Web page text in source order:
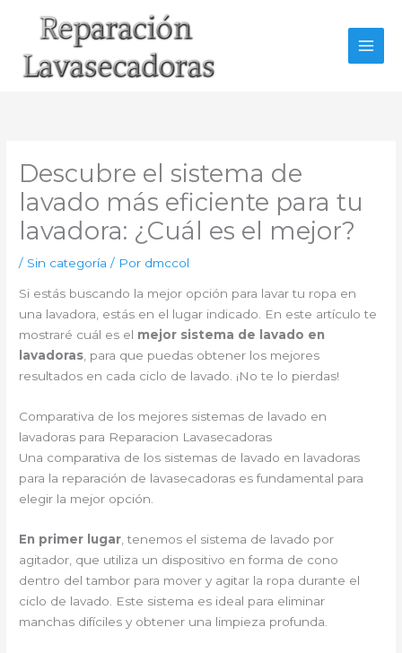
Descubre el sistema de
lavado más eficiente para tu
lavadora: ¿Cuál es el mejor?
/ Sin categoría / Por dmccol
Si estás buscando la mejor opción para lavar tu ropa en
una lavadora, estás en el lugar indicado. En este artículo te
mostraré cuál es el mejor sistema de lavado en
lavadoras, para que puedas obtener los mejores
resultados en cada ciclo de lavado. ¡No te lo pierdas!
Comparativa de los mejores sistemas de lavado en
lavadoras para Reparacion Lavasecadoras
Una comparativa de los sistemas de lavado en lavadoras
para la reparación de lavasecadoras es fundamental para
elegir la mejor opción.
En primer lugar , tenemos el sistema de lavado por
agitador, que utiliza un dispositivo en forma de cono
dentro del tambor para mover y agitar la ropa durante el
ciclo de lavado. Este sistema es ideal para eliminar
manchas difíciles y obtener una limpieza profunda.